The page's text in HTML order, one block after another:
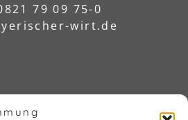
79 09 75-0
wirt.de